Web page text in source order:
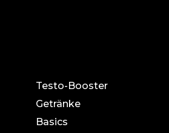
Testo-Booster
Getränke
Basics